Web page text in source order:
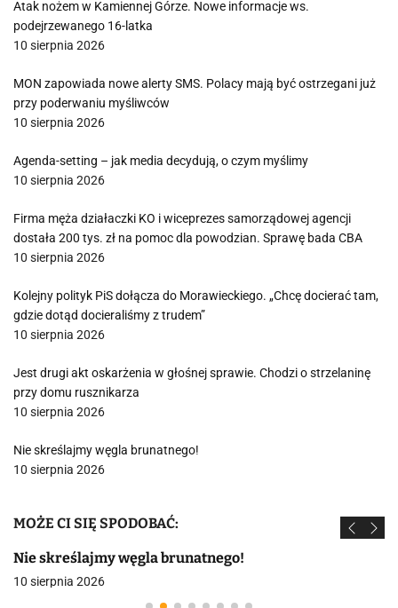
Atak nożem w Kamiennej Górze. Nowe informacje ws.
podejrzewanego 16-latka
10 sierpnia 2026
MON zapowiada nowe alerty SMS. Polacy mają być ostrzegani już
przy poderwaniu myśliwców
10 sierpnia 2026
Agenda-setting – jak media decydują, o czym myślimy
10 sierpnia 2026
Firma męża działaczki KO i wiceprezes samorządowej agencji
dostała 200 tys. zł na pomoc dla powodzian. Sprawę bada CBA
10 sierpnia 2026
Kolejny polityk PiS dołącza do Morawieckiego. „Chcę docierać tam,
gdzie dotąd docieraliśmy z trudem”
10 sierpnia 2026
Jest drugi akt oskarżenia w głośnej sprawie. Chodzi o strzelaninę
przy domu rusznikarza
10 sierpnia 2026
Nie skreślajmy węgla brunatnego!
10 sierpnia 2026
MOŻE CI SIĘ SPODOBAĆ:
Nie skreślajmy węgla brunatnego!
10 sierpnia 2026